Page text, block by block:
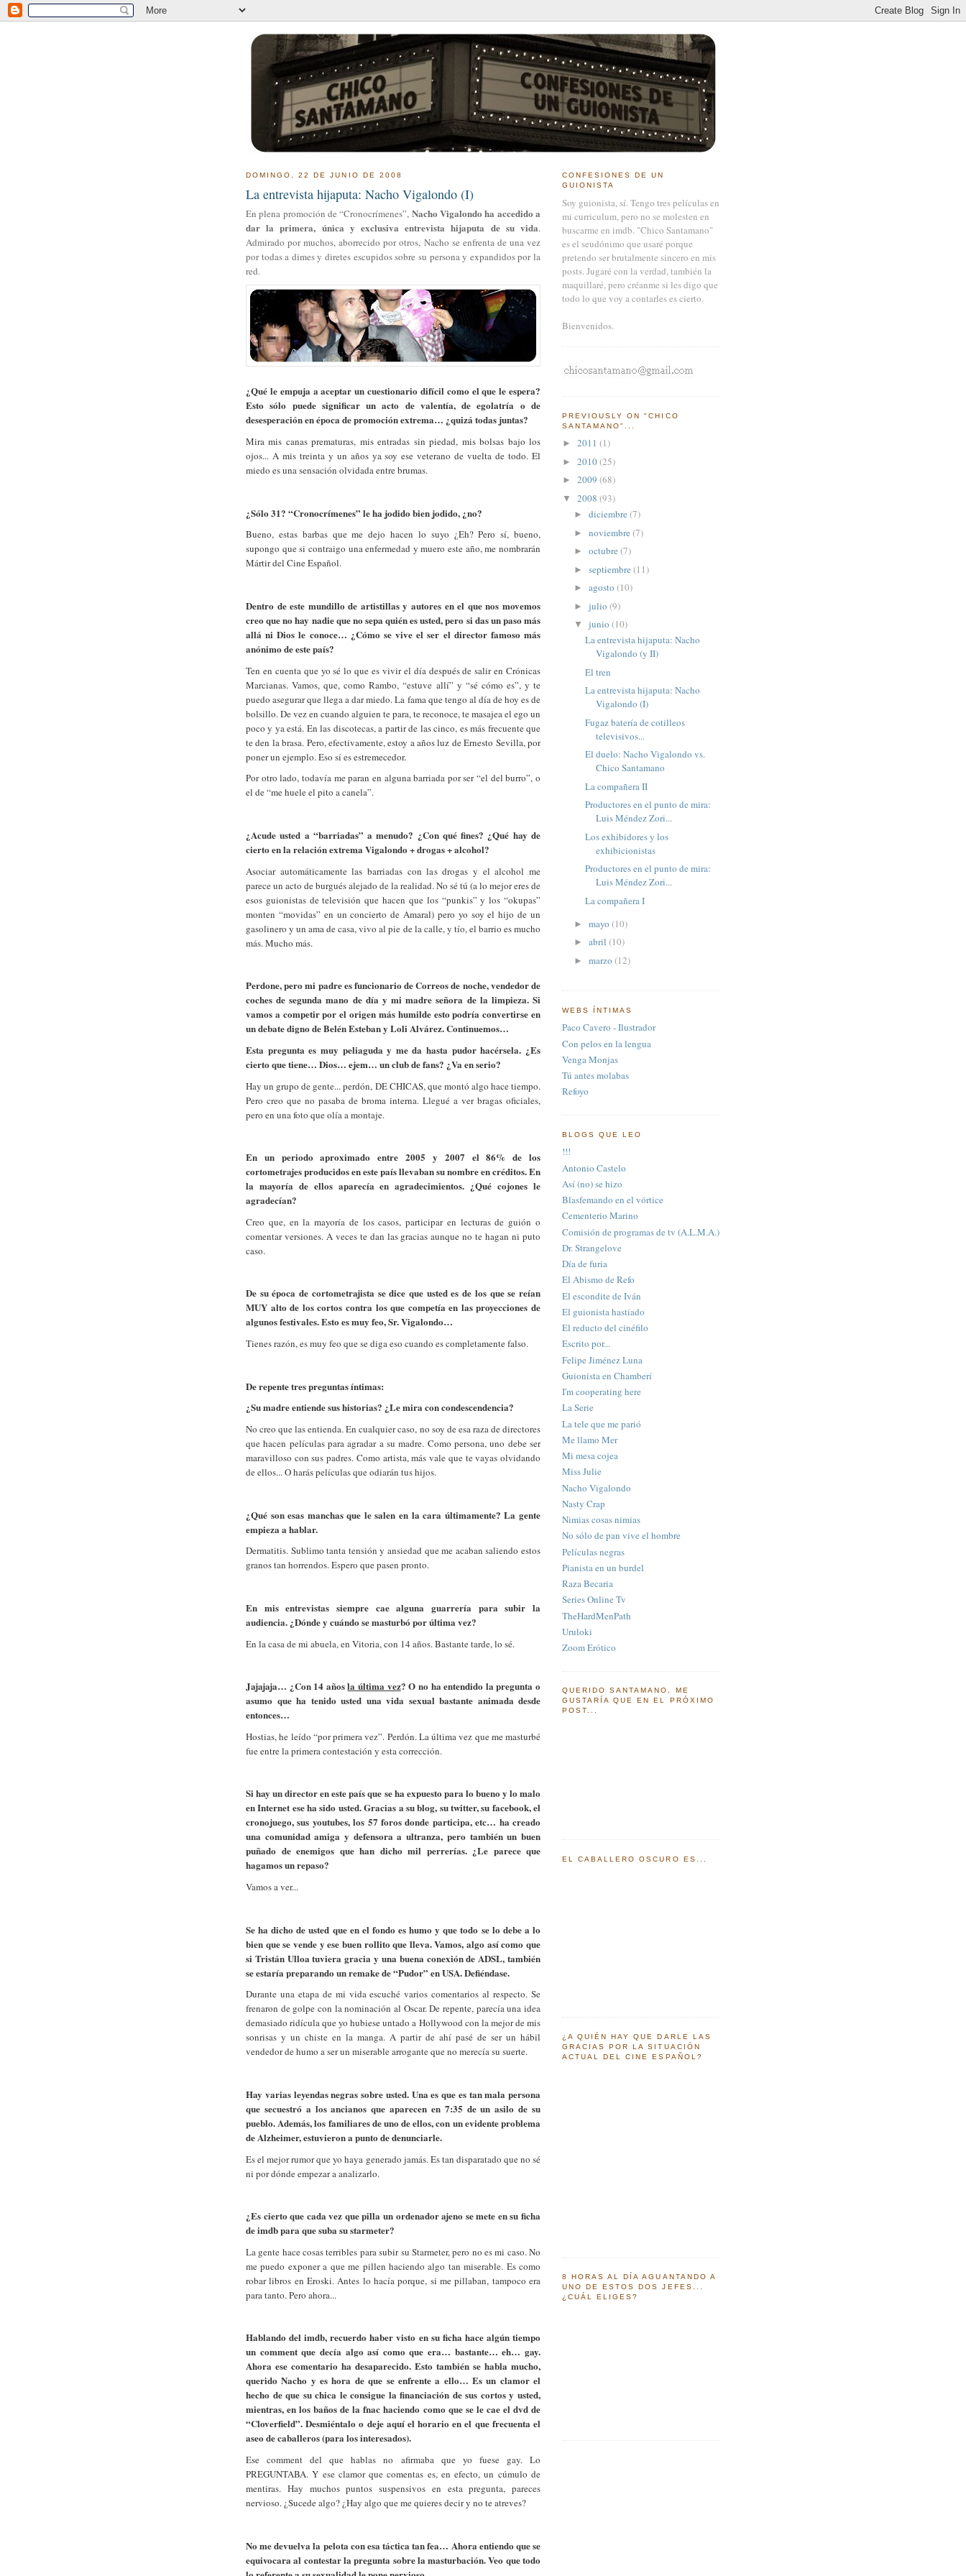
DOMINGO, 22 DE JUNIO DE 2008
La entrevista hijaputa: Nacho Vigalondo (I)
En plena promoción de “Cronocrímenes”, Nacho Vigalondo ha accedido a
dar la primera, única y exclusiva entrevista hijaputa de su vida.
Admirado por muchos, aborrecido por otros, Nacho se enfrenta de una vez
por todas a dimes y diretes escupidos sobre su persona y expandidos por la
red.
¿Qué le empuja a aceptar un cuestionario difícil como el que le espera?
Esto sólo puede significar un acto de valentía, de egolatría o de
desesperación en época de promoción extrema… ¿quizá todas juntas?
Mira mis canas prematuras, mis entradas sin piedad, mis bolsas bajo los
ojos... A mis treinta y un años ya soy ese veterano de vuelta de todo. El
miedo es una sensación olvidada entre brumas.
¿Sólo 31? “Cronocrímenes” le ha jodido bien jodido, ¿no?
Bueno, estas barbas que me dejo hacen lo suyo ¿Eh? Pero sí, bueno,
supongo que si contraigo una enfermedad y muero este año, me nombrarán
Mártir del Cine Español.
Dentro de este mundillo de artistillas y autores en el que nos movemos
creo que no hay nadie que no sepa quién es usted, pero si das un paso más
allá ni Dios le conoce… ¿Cómo se vive el ser el director famoso más
anónimo de este país?
Ten en cuenta que yo sé lo que es vivir el día después de salir en Crónicas
Marcianas. Vamos, que, como Rambo, “estuve allí” y “sé cómo es”, y te
puedo asegurar que llega a dar miedo. La fama que tengo al día de hoy es de
bolsillo. De vez en cuando alguien te para, te reconoce, te masajea el ego un
poco y ya está. En las discotecas, a partir de las cinco, es más frecuente que
te den la brasa. Pero, efectivamente, estoy a años luz de Ernesto Sevilla, por
poner un ejemplo. Eso sí es estremecedor.
Por otro lado, todavía me paran en alguna barriada por ser “el del burro”, o
el de “me huele el pito a canela”.
¿Acude usted a “barriadas” a menudo? ¿Con qué fines? ¿Qué hay de
cierto en la relación extrema Vigalondo + drogas + alcohol?
Asociar automáticamente las barriadas con las drogas y el alcohol me
parece un acto de burgués alejado de la realidad. No sé tú (a lo mejor eres de
esos guionistas de televisión que hacen que los “punkis” y los “okupas”
monten “movidas” en un concierto de Amaral) pero yo soy el hijo de un
gasolinero y un ama de casa, vivo al pie de la calle, y tío, el barrio es mucho
más. Mucho más.
Perdone, pero mi padre es funcionario de Correos de noche, vendedor de
coches de segunda mano de día y mi madre señora de la limpieza. Si
vamos a competir por el origen más humilde esto podría convertirse en
un debate digno de Belén Esteban y Loli Alvárez. Continuemos…
Esta pregunta es muy peliaguda y me da hasta pudor hacérsela. ¿Es
cierto que tiene… Dios… ejem… un club de fans? ¿Va en serio?
Hay un grupo de gente... perdón, DE CHICAS, que montó algo hace tiempo.
Pero creo que no pasaba de broma interna. Llegué a ver bragas oficiales,
pero en una foto que olía a montaje.
En un periodo aproximado entre 2005 y 2007 el 86% de los
cortometrajes producidos en este país llevaban su nombre en créditos. En
la mayoría de ellos aparecía en agradecimientos. ¿Qué cojones le
agradecían?
Creo que, en la mayoría de los casos, participar en lecturas de guión o
comentar versiones. A veces te dan las gracias aunque no te hagan ni puto
caso.
De su época de cortometrajista se dice que usted es de los que se reían
MUY alto de los cortos contra los que competía en las proyecciones de
algunos festivales. Esto es muy feo, Sr. Vigalondo…
Tienes razón, es muy feo que se diga eso cuando es completamente falso.
De repente tres preguntas íntimas:
¿Su madre entiende sus historias? ¿Le mira con condescendencia?
No creo que las entienda. En cualquier caso, no soy de esa raza de directores
que hacen películas para agradar a su madre. Como persona, uno debe ser
maravilloso con sus padres. Como artista, más vale que te vayas olvidando
de ellos... O harás películas que odiarán tus hijos.
¿Qué son esas manchas que le salen en la cara últimamente? La gente
empieza a hablar.
Dermatitis. Sublimo tanta tensión y ansiedad que me acaban saliendo estos
granos tan horrendos. Espero que pasen pronto.
En mis entrevistas siempre cae alguna guarrería para subir la
audiencia. ¿Dónde y cuándo se masturbó por última vez?
En la casa de mi abuela, en Vitoria, con 14 años. Bastante tarde, lo sé.
Jajajaja… ¿Con 14 añosla última vez? O no ha entendido la pregunta o
asumo que ha tenido usted una vida sexual bastante animada desde
entonces…
Hostias, he leído “por primera vez”. Perdón. La última vez que me masturbé
fue entre la primera contestación y esta corrección.
Si hay un director en este país que se ha expuesto para lo bueno y lo malo
en Internet ese ha sido usted. Gracias a su blog, su twitter, su facebook, el
cronojuego, sus youtubes, los 57 foros donde participa, etc… ha creado
una comunidad amiga y defensora a ultranza, pero también un buen
puñado de enemigos que han dicho mil perrerías. ¿Le parece que
hagamos un repaso?
Vamos a ver...
Se ha dicho de usted que en el fondo es humo y que todo se lo debe a lo
bien que se vende y ese buen rollito que lleva. Vamos, algo así como que
si Tristán Ulloa tuviera gracia y una buena conexión de ADSL, también
se estaría preparando un remake de “Pudor” en USA. Defiéndase.
Durante una etapa de mi vida escuché varios comentarios al respecto. Se
frenaron de golpe con la nominación al Oscar. De repente, parecía una idea
demasiado ridícula que yo hubiese untado a Hollywood con la mejor de mis
sonrisas y un chiste en la manga. A partir de ahí pasé de ser un hábil
vendedor de humo a ser un miserable arrogante que no merecía su suerte.
Hay varias leyendas negras sobre usted. Una es que es tan mala persona
que secuestró a los ancianos que aparecen en 7:35 de un asilo de su
pueblo. Además, los familiares de uno de ellos, con un evidente problema
de Alzheimer, estuvieron a punto de denunciarle.
Es el mejor rumor que yo haya generado jamás. Es tan disparatado que no sé
ni por dónde empezar a analizarlo.
¿Es cierto que cada vez que pilla un ordenador ajeno se mete en su ficha
de imdb para que suba su starmeter?
La gente hace cosas terribles para subir su Starmeter, pero no es mi caso. No
me puedo exponer a que me pillen haciendo algo tan miserable. Es como
robar libros en Eroski. Antes lo hacía porque, si me pillaban, tampoco era
para tanto. Pero ahora...
Hablando del imdb, recuerdo haber visto en su ficha hace algún tiempo
un comment que decía algo así como que era… bastante… eh… gay.
Ahora ese comentario ha desaparecido. Esto también se habla mucho,
querido Nacho y es hora de que se enfrente a ello… Es un clamor el
hecho de que su chica le consigue la financiación de sus cortos y usted,
mientras, en los baños de la fnac haciendo como que se le cae el dvd de
“Cloverfield”. Desmiéntalo o deje aquí el horario en el que frecuenta el
aseo de caballeros (para los interesados).
Ese comment del que hablas no afirmaba que yo fuese gay. Lo
PREGUNTABA. Y ese clamor que comentas es, en efecto, un cúmulo de
mentiras. Hay muchos puntos suspensivos en esta pregunta, pareces
nervioso. ¿Sucede algo? ¿Hay algo que me quieres decir y no te atreves?
No me devuelva la pelota con esa táctica tan fea… Ahora entiendo que se
equivocara al contestar la pregunta sobre la masturbación. Veo que todo
CONFESIONES DE UN
GUIONISTA
Soy guionista, sí. Tengo tres películas en
mi curriculum, pero no se molesten en
buscarme en imdb. "Chico Santamano"
es el seudónimo que usaré porque
pretendo ser brutalmente sincero en mis
posts. Jugaré con la verdad, también la
maquillaré, pero créanme si les digo que
todo lo que voy a contarles es cierto.
Bienvenidos.
PREVIOUSLY ON "CHICO
SANTAMANO"...
► 2011 (1)
► 2010(25)
► 2009 (68)
▼ 2008 (93)
► diciembre (7)
► noviembre (7)
► octubre (7)
► septiembre (11)
► agosto (10)
► julio (9)
▼ junio (10)
La entrevista hijaputa: Nacho
Vigalondo (y II)
El tren
La entrevista hijaputa: Nacho
Vigalondo (I)
Fugaz batería de cotilleos
televisivos...
El duelo: Nacho Vigalondo vs.
Chico Santamano
La compañera II
Productores en el punto de mira:
Luis Méndez Zori...
Los exhibidores y los
exhibicionistas
Productores en el punto de mira:
Luis Méndez Zori...
La compañera I
► mayo (10)
► abril (10)
► marzo (12)
WEBS ÍNTIMAS
Paco Cavero - Ilustrador
Con pelos en la lengua
Venga Monjas
Tú antes molabas
Refoyo
BLOGS QUE LEO
!!!
Antonio Castelo
Así (no) se hizo
Blasfemando en el vórtice
Cementerio Marino
Comisión de programas de tv (A.L.M.A.)
Dr. Strangelove
Día de furia
El Abismo de Refo
El escondite de Iván
El guionista hastiado
El reducto del cinéfilo
Escrito por...
Felipe Jiménez Luna
Guionista en Chamberí
I'm cooperating here
La Serie
La tele que me parió
Me llamo Mer
Mi mesa cojea
Miss Julie
Nacho Vigalondo
Nasty Crap
Nimias cosas nimias
No sólo de pan vive el hombre
Películas negras
Pianista en un burdel
Raza Becaria
Series Online Tv
TheHardMenPath
Uruloki
Zoom Erótico
QUERIDO SANTAMANO, ME
GUSTARÍA QUE EN EL PRÓXIMO
POST...
EL CABALLERO OSCURO ES...
¿A QUIÉN HAY QUE DARLE LAS
GRACIAS POR LA SITUACIÓN
ACTUAL DEL CINE ESPAÑOL?
8 HORAS AL DÍA AGUANTANDO A
UNO DE ESTOS DOS JEFES...
¿CUÁL ELIGES?